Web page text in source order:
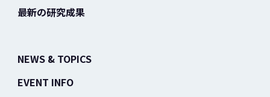
最新の研究成果
NEWS & TOPICS
EVENT INFO